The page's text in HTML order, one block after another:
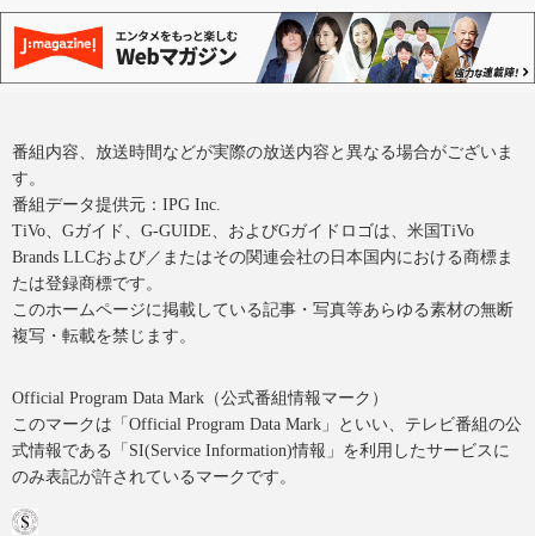
番組内容、放送時間などが実際の放送内容と異なる場合がございま
す。
番組データ提供元：IPG Inc.
TiVo、Gガイド、G-GUIDE、およびGガイドロゴは、米国TiVo
Brands LLCおよび／またはその関連会社の日本国内における商標ま
たは登録商標です。
このホームページに掲載している記事・写真等あらゆる素材の無断
複写・転載を禁じます。
Official Program Data Mark（公式番組情報マーク）
このマークは「Official Program Data Mark」といい、テレビ番組の公
式情報である「SI(Service Information)情報」を利用したサービスに
のみ表記が許されているマークです。